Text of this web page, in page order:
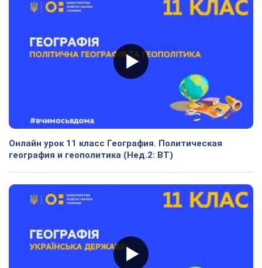
Онлайн урок 11 класс География. Политическая
география и геополитика (Нед.2: ВТ)